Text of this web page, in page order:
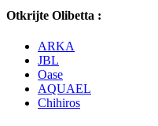
Otkrijte Olibetta :
ARKA
JBL
Oase
AQUAEL
Chihiros